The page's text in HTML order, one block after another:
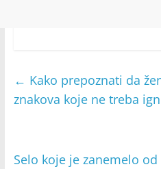
← Kako prepoznati da
znakova koje ne treba
Selo koje je zanemelo